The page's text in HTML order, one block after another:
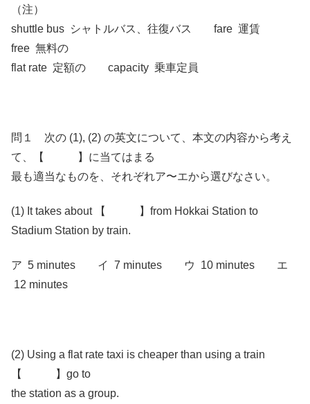
（注）
shuttle bus シャトルバス、往復バス fare 運賃
free 無料の
flat rate 定額の capacity 乗車定員
問１ 次の (1), (2) の英文について、本文の内容から考え
て、【 】に当てはまる
最も適当なものを、それぞれア〜エから選びなさい。
(1) It takes about 【 】from Hokkai Station to
Stadium Station by train.
ア 5 minutes イ 7 minutes ウ 10 minutes エ
12 minutes
(2) Using a flat rate taxi is cheaper than using a train
【 】go to
the station as a group.